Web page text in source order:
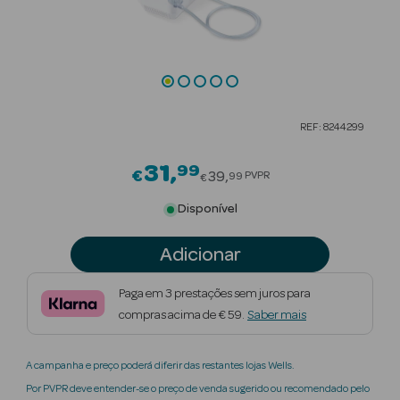
Beauty Season
Beauty Season
Beauty Season
Beauty Season
REF: 8244299
€31 99Price reduced from
€39 99 PVPR
Disponível
Adicionar
Paga em 3 prestações sem juros para
compras acima de € 59. Saber mais
A campanha e preço poderá diferir das restantes lojas Wells.
Por PVPR deve entender-se o preço de venda sugerido ou recomendado pelo